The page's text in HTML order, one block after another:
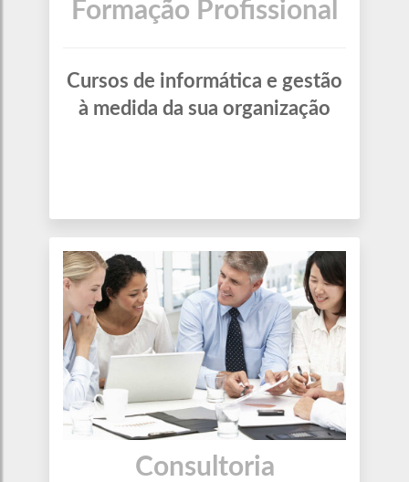
Formação Profissional
Cursos de informática e gestão
à medida da sua organização
Consultoria